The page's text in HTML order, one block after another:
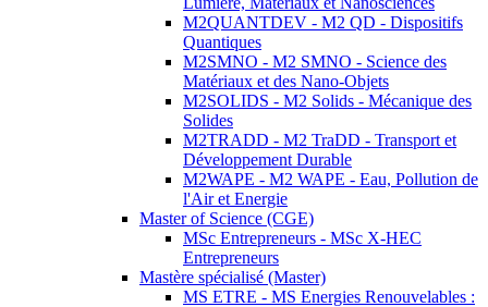
M2QUANTDEV - M2 QD - Dispositifs
Quantiques
M2SMNO - M2 SMNO - Science des
Matériaux et des Nano-Objets
M2SOLIDS - M2 Solids - Mécanique des
Solides
M2TRADD - M2 TraDD - Transport et
Développement Durable
M2WAPE - M2 WAPE - Eau, Pollution de
l'Air et Energie
Master of Science (CGE)
MSc Entrepreneurs - MSc X-HEC
Entrepreneurs
Mastère spécialisé (Master)
MS ETRE - MS Energies Renouvelables :